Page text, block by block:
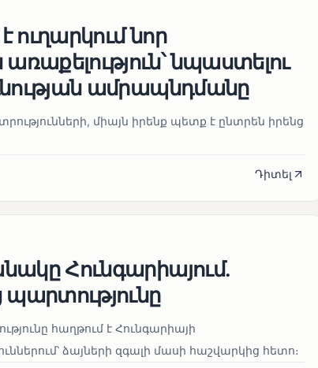
նոր
նպաստելու
ամրապնդմանը
միայն իրենք պետք է ընտրեն իրենց
Դիտել
Հունգարիայում․
պարտությունը
հաղթում է Հունգարիայի
ձայների զգալի մասի հաշվարկից հետո։